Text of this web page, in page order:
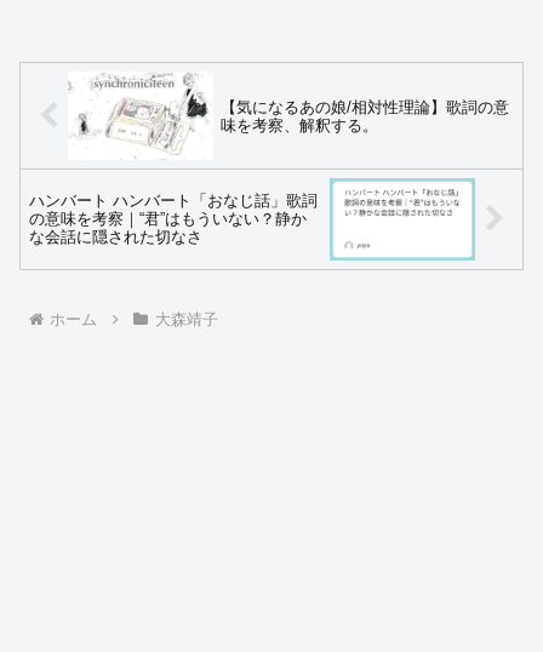
【気になるあの娘/相対性理論】歌詞の意
味を考察、解釈する。
ハンバート ハンバート「おなじ話」歌詞
の意味を考察｜“君”はもういない？静か
な会話に隠された切なさ
ホーム 大森靖子